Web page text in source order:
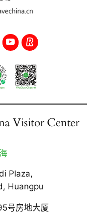
Visitor Center
Plaza,
Huangpu
号房地大厦